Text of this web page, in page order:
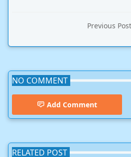
Previous Post
NO COMMENT
Add Comment
RELATED POST